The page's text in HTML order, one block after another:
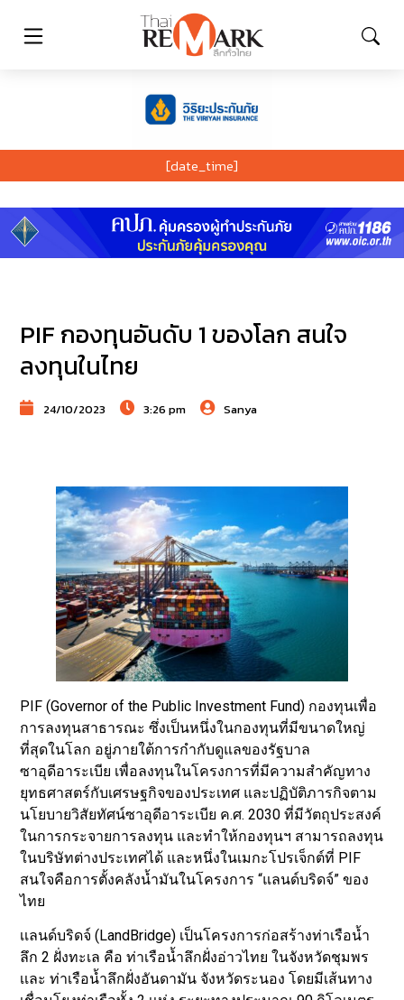
[date_time]
PIF กองทุนอันดับ 1 ของโลก สนใจ
ลงทุนในไทย
24/10/2023 3:26 pm Sanya
PIF (Governor of the Public Investment Fund) กองทุนเพื่อ
การลงทุนสาธารณะ ซึ่งเป็นหนึ่งในกองทุนที่มีขนาดใหญ่
ที่สุดในโลก อยู่ภายใต้การกำกับดูแลของรัฐบาล
ซาอุดีอาระเบีย เพื่อลงทุนในโครงการที่มีความสำคัญทาง
ยุทธศาสตร์กับเศรษฐกิจของประเทศ และปฏิบัติภารกิจตาม
นโยบายวิสัยทัศน์ซาอุดีอาระเบีย ค.ศ. 2030 ที่มีวัตถุประสงค์
ในการกระจายการลงทุน และทำให้กองทุนฯ สามารถลงทุน
ในบริษัทต่างประเทศได้ และหนึ่งในเมกะโปรเจ็กต์ที่ PIF
สนใจคือการตั้งคลังน้ำมันในโครงการ “แลนด์บริดจ์” ของ
ไทย
เเลนด์บริดจ์(LandBridge) เป็นโครงการก่อสร้างท่าเรือนํ้า
ลึก 2 ฝั่งทะเล คือ ท่าเรือน้ำลึกฝั่งอ่าวไทย ในจังหวัดชุมพร
เเละ ท่าเรือนํ้าลึกฝั่งอันดามัน จังหวัดระนอง โดยมีเส้นทาง